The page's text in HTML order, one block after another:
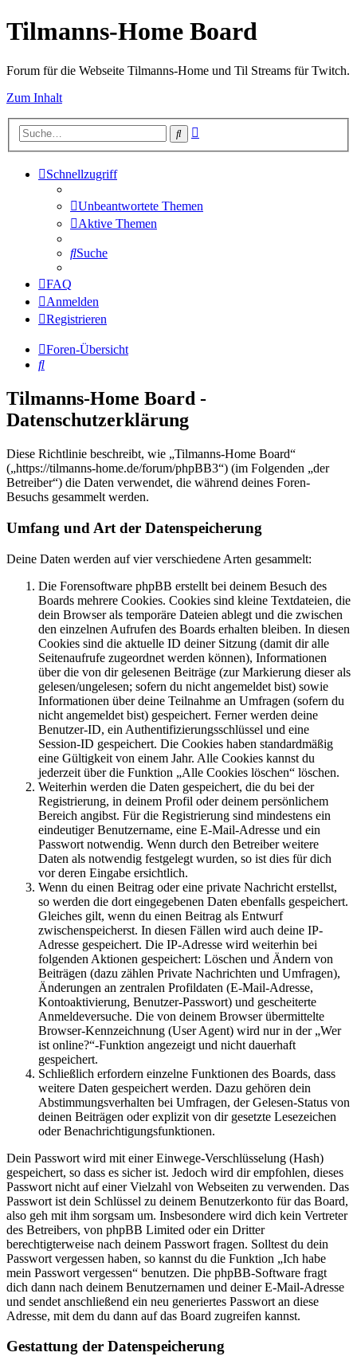
Tilmanns-Home Board
Forum für die Webseite Tilmanns-Home und Til Streams für Twitch.
Zum Inhalt
Suche
Schnellzugriff
Unbeantwortete Themen
Aktive Themen
Suche
FAQ
Anmelden
Registrieren
Foren-Übersicht
Suche
Tilmanns-Home Board -
Datenschutzerklärung
Diese Richtlinie beschreibt, wie „Tilmanns-Home Board“
(„https://tilmanns-home.de/forum/phpBB3“) (im Folgenden „der
Betreiber“) die Daten verwendet, die während deines Foren-
Besuchs gesammelt werden.
Umfang und Art der Datenspeicherung
Deine Daten werden auf vier verschiedene Arten gesammelt:
Die Forensoftware phpBB erstellt bei deinem Besuch des
Boards mehrere Cookies. Cookies sind kleine Textdateien, die
dein Browser als temporäre Dateien ablegt und die zwischen
den einzelnen Aufrufen des Boards erhalten bleiben. In diesen
Cookies sind die aktuelle ID deiner Sitzung (damit dir alle
Seitenaufrufe zugeordnet werden können), Informationen
über die von dir gelesenen Beiträge (zur Markierung dieser als
gelesen/ungelesen; sofern du nicht angemeldet bist) sowie
Informationen über deine Teilnahme an Umfragen (sofern du
nicht angemeldet bist) gespeichert. Ferner werden deine
Benutzer-ID, ein Authentifizierungsschlüssel und eine
Session-ID gespeichert. Die Cookies haben standardmäßig
eine Gültigkeit von einem Jahr. Alle Cookies kannst du
jederzeit über die Funktion „Alle Cookies löschen“ löschen.
Weiterhin werden die Daten gespeichert, die du bei der
Registrierung, in deinem Profil oder deinem persönlichem
Bereich angibst. Für die Registrierung sind mindestens ein
eindeutiger Benutzername, eine E-Mail-Adresse und ein
Passwort notwendig. Wenn durch den Betreiber weitere
Daten als notwendig festgelegt wurden, so ist dies für dich
vor deren Eingabe ersichtlich.
Wenn du einen Beitrag oder eine private Nachricht erstellst,
so werden die dort eingegebenen Daten ebenfalls gespeichert.
Gleiches gilt, wenn du einen Beitrag als Entwurf
zwischenspeicherst. In diesen Fällen wird auch deine IP-
Adresse gespeichert. Die IP-Adresse wird weiterhin bei
folgenden Aktionen gespeichert: Löschen und Ändern von
Beiträgen (dazu zählen Private Nachrichten und Umfragen),
Änderungen an zentralen Profildaten (E-Mail-Adresse,
Kontoaktivierung, Benutzer-Passwort) und gescheiterte
Anmeldeversuche. Die von deinem Browser übermittelte
Browser-Kennzeichnung (User Agent) wird nur in der „Wer
ist online?“-Funktion angezeigt und nicht dauerhaft
gespeichert.
Schließlich erfordern einzelne Funktionen des Boards, dass
weitere Daten gespeichert werden. Dazu gehören dein
Abstimmungsverhalten bei Umfragen, der Gelesen-Status von
deinen Beiträgen oder explizit von dir gesetzte Lesezeichen
oder Benachrichtigungsfunktionen.
Dein Passwort wird mit einer Einwege-Verschlüsselung (Hash)
gespeichert, so dass es sicher ist. Jedoch wird dir empfohlen, dieses
Passwort nicht auf einer Vielzahl von Webseiten zu verwenden. Das
Passwort ist dein Schlüssel zu deinem Benutzerkonto für das Board,
also geh mit ihm sorgsam um. Insbesondere wird dich kein Vertreter
des Betreibers, von phpBB Limited oder ein Dritter
berechtigterweise nach deinem Passwort fragen. Solltest du dein
Passwort vergessen haben, so kannst du die Funktion „Ich habe
mein Passwort vergessen“ benutzen. Die phpBB-Software fragt
dich dann nach deinem Benutzernamen und deiner E-Mail-Adresse
und sendet anschließend ein neu generiertes Passwort an diese
Adresse, mit dem du dann auf das Board zugreifen kannst.
Gestattung der Datenspeicherung